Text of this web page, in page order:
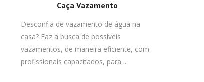
Caça Vazamento
Desconfia de vazamento de água na
casa? Faz a busca de possíveis
vazamentos, de maneira eficiente, com
profissionais capacitados, para ...